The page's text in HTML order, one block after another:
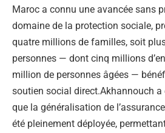
Maroc a connu une avancée sans
domaine de la protection sociale,
quatre millions de familles, soit
personnes — dont cinq millions
million de personnes âgées —
soutien social direct.Akhannouch a
que la généralisation de
été pleinement déployée,